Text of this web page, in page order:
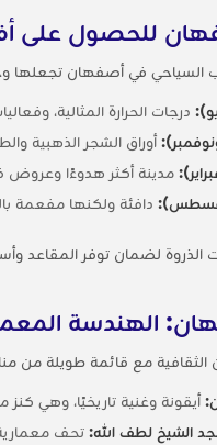
للحصول على
في أصفهان تجعلها
درجات الحرارة المثالية،
أوراق الشجر الذهبية
مدينة أكثر هدوءًا وعروض
دافئة ولكنها مفعمة
الذروة لضمان توفر المقاعد
الهندسة
مع قائمة طويلة من
أيقونة وغنية تاريخيًا، وهي
الشيخ لطف الله: تحف